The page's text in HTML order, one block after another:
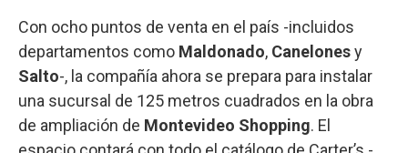
Con ocho puntos de venta en el país -incluidos
departamentos como Maldonado, Canelonesy
Salto-, la compañía ahora se prepara para instalar
una sucursal de 125 metros cuadrados en la obra
de ampliación de Montevideo Shopping. El